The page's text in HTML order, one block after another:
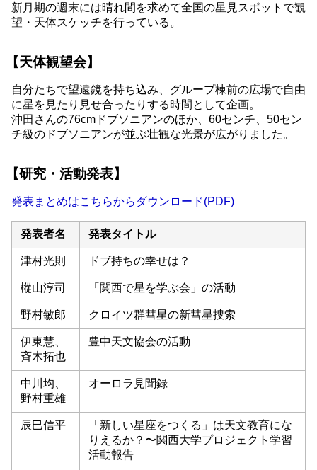
新月期の週末には晴れ間を求めて全国の星見スポットで観
望・天体スケッチを行っている。
【天体観望会】
自分たちで望遠鏡を持ち込み、グループ棟前の広場で自由
に星を見たり見せ合ったりする時間として企画。
沖田さんの76cmドブソニアンのほか、60センチ、50セン
チ級のドブソニアンが並ぶ壮観な光景が広がりました。
【研究・活動発表】
発表まとめはこちらからダウンロード(PDF)
発表者名 発表タイトル
津村光則 ドブ持ちの幸せは？
樅山淳司 「関西で星を学ぶ会」の活動
野村敏郎 クロイツ群彗星の新彗星捜索
伊東慧、
斉木拓也
豊中天文協会の活動
中川均、
野村重雄
オーロラ見聞録
辰巳信平
「新しい星座をつくる」は天文教育にな
りえるか？〜関西大学プロジェクト学習
活動報告